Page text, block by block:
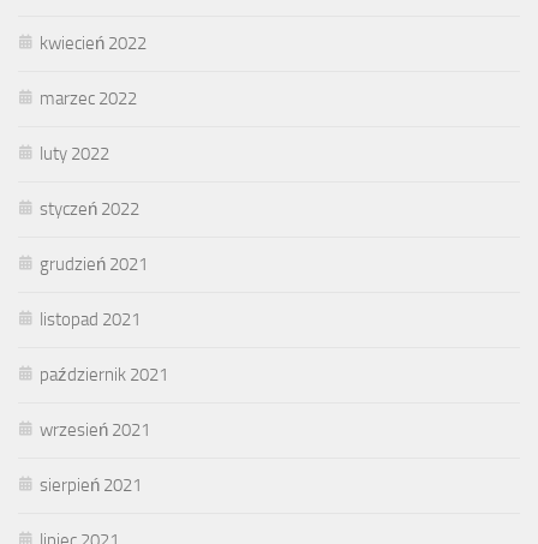
kwiecień 2022
marzec 2022
luty 2022
styczeń 2022
grudzień 2021
listopad 2021
październik 2021
wrzesień 2021
sierpień 2021